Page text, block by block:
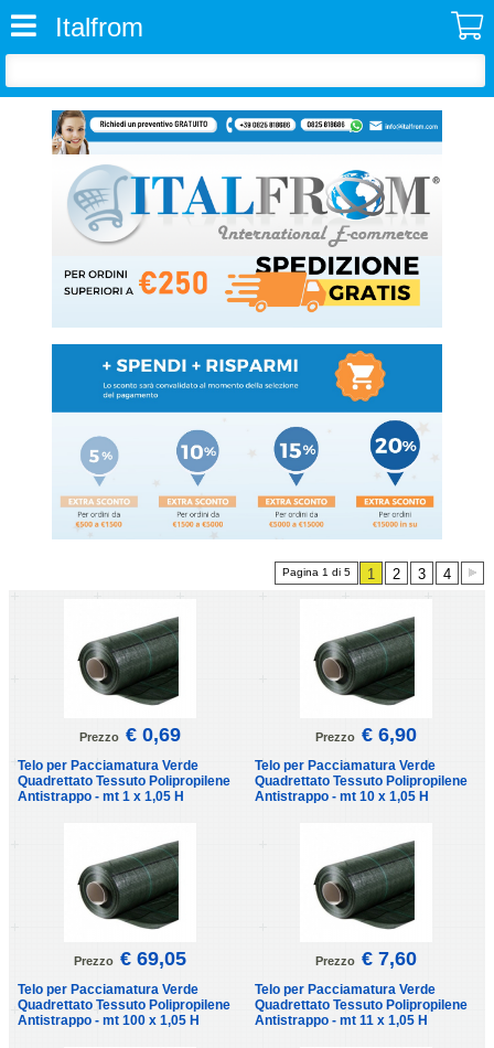
Italfrom
Pagina 1 di 5 1 2 3 4
Prezzo € 0,69
Telo per Pacciamatura Verde
Quadrettato Tessuto Polipropilene
Antistrappo - mt 1 x 1,05 H
Prezzo € 6,90
Telo per Pacciamatura Verde
Quadrettato Tessuto Polipropilene
Antistrappo - mt 10 x 1,05 H
Prezzo € 69,05
Telo per Pacciamatura Verde
Quadrettato Tessuto Polipropilene
Antistrappo - mt 100 x 1,05 H
Prezzo € 7,60
Telo per Pacciamatura Verde
Quadrettato Tessuto Polipropilene
Antistrappo - mt 11 x 1,05 H